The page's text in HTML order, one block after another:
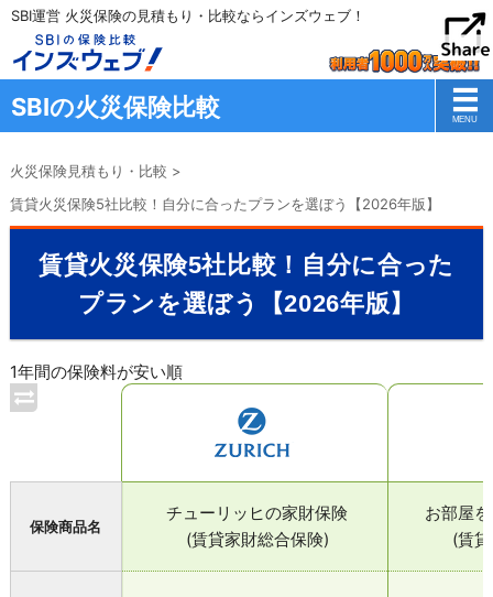
SBI運営 火災保険の見積もり・比較ならインズウェブ！
SBIの火災保険比較
火災保険見積もり・比較 >
賃貸火災保険5社比較！自分に合ったプランを選ぼう【2026年版】
賃貸火災保険5社比較！自分に合った
プランを選ぼう【2026年版】
1年間の保険料が安い順
保険商品名
チューリッヒの家財保険
(賃貸家財総合保険)
お部屋
(賃